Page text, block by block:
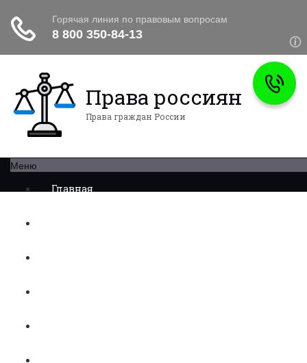
Права россиян
Права граждан России
Меню
Главная